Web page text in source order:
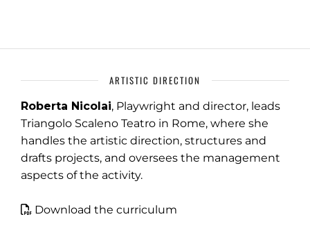
ARTISTIC DIRECTION
Roberta Nicolai, Playwright and director, leads
Triangolo Scaleno Teatro in Rome, where she
handles the artistic direction, structures and
drafts projects, and oversees the management
aspects of the activity.
Download the curriculum